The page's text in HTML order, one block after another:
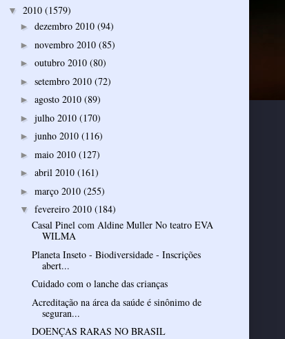
▼ 2010 (1579)
► dezembro 2010 (94)
► novembro 2010 (85)
► outubro 2010 (80)
► setembro 2010 (72)
► agosto 2010 (89)
► julho 2010 (170)
► junho 2010 (116)
► maio 2010 (127)
► abril 2010 (161)
► março 2010 (255)
▼ fevereiro 2010 (184)
Casal Pinel com Aldine Muller No teatro EVA
WILMA
Planeta Inseto - Biodiversidade - Inscrições
abert...
Cuidado com o lanche das crianças
Acreditação na área da saúde é sinônimo de
seguran...
DOENÇAS RARAS NO BRASIL